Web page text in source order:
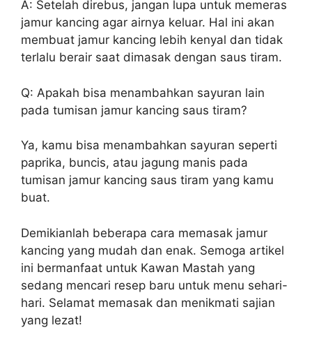
A: Setelah direbus, jangan lupa untuk memeras
jamur kancing agar airnya keluar. Hal ini akan
membuat jamur kancing lebih kenyal dan tidak
terlalu berair saat dimasak dengan saus tiram.
Q: Apakah bisa menambahkan sayuran lain
pada tumisan jamur kancing saus tiram?
Ya, kamu bisa menambahkan sayuran seperti
paprika, buncis, atau jagung manis pada
tumisan jamur kancing saus tiram yang kamu
buat.
Demikianlah beberapa cara memasak jamur
kancing yang mudah dan enak. Semoga artikel
ini bermanfaat untuk Kawan Mastah yang
sedang mencari resep baru untuk menu sehari-
hari. Selamat memasak dan menikmati sajian
yang lezat!